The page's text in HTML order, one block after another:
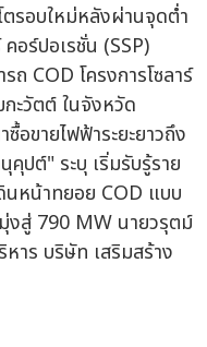
ตรอบใหม่หลังผ่านจุดต่ำ
อร์ปอเรชั่น (SSP)
ถ COD โครงการโซลาร์
ะวัตต์ ในจังหวัด
ขายไฟฟ้าระยะยาวถึง
คุปต์" ระบุ เริ่มรับรู้ราย
หน้าทยอย COD แบบ
งสู่ 790 MW นายวรุตม์
หาร บริษัท เสริมสร้าง